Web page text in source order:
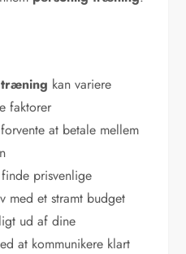
kan variere
faktorer
at betale mellem
prisvenlige
med et stramt budget
ud af dine
at kommunikere klart